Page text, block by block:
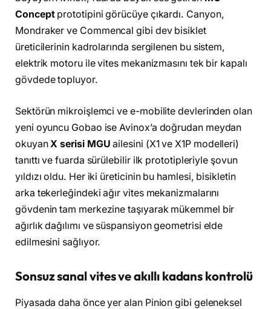
Conceptprototipini görücüye çıkardı. Canyon,
Mondraker ve Commencal gibi dev bisiklet
üreticilerinin kadrolarında sergilenen bu sistem,
elektrik motoru ile vites mekanizmasını tek bir kapalı
gövdede topluyor.
Sektörün mikroişlemci ve e-mobilite devlerinden olan
yeni oyuncu Gobao ise Avinox’a doğrudan meydan
okuyanX serisi MGU ailesini (X1 ve X1P modelleri)
tanıttı ve fuarda sürülebilir ilk prototipleriyle şovun
yıldızı oldu. Her iki üreticinin bu hamlesi, bisikletin
arka tekerleğindeki ağır vites mekanizmalarını
gövdenin tam merkezine taşıyarak mükemmel bir
ağırlık dağılımı ve süspansiyon geometrisi elde
edilmesini sağlıyor.
Sonsuz sanal vites ve akıllı kadans kontrolü
Piyasada daha önce yer alan Pinion gibi geleneksel